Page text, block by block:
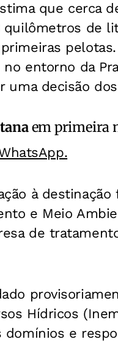
que cerca
de
entorno da
uma decisão
em primeira
à
e Meio
de
Hídricos
domínios e